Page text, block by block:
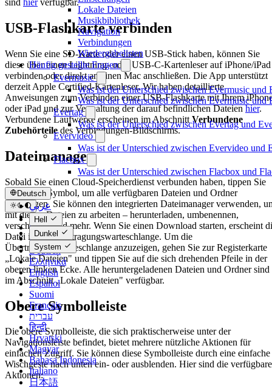
Lokale Dateien
Musikbibliothek
Navigation
Verbindungen
Wiedergabelisten
Häufig gestellte Fragen
Evermusic
Was ist der Unterschied zwischen Evermusic und
Was ist der Unterschied zwischen Evermusic und
Evertag
Was ist der Unterschied zwischen Evertag und
Evervideo
Was ist der Unterschied zwischen Evervideo und
Flacbox
Was ist der Unterschied zwischen Flacbox und
Deutsch
عربي
Català
Čeština
Dansk
Deutsch
Ελληνικά
English
Español
Suomi
Français
עברית
हिन्दी
Hrvatski
Magyar
Bahasa Indonesia
Italiano
日本語
Hell
Dunkel
System
sind hierverfügbar.
USB-Flashkarte verbinden
Wenn Sie eine SD-Karte oder einen USB-Stick haben, können Sie
diese über einen Lightning- oder USB-C-Kartenleser auf iPhone/iPad
verbinden oder direkt an einen Mac anschließen. Die App unterstützt
derzeit Apple Certified-Kartenleser. Wir haben detaillierte
Anweisungen zum Verbinden einer USB-Flashkarte mit Ihrem
oder iPad und zur Verwaltung der darauf befindlichen Dateienhier.
Verbundene Laufwerke erscheinen im Abschnitt Verbundene
Zubehörteiledes Verbindungen-Bildschirms.
Dateimanager
Sobald Sie einen Cloud-Speicherdienst verbunden haben, tippen Sie
auf dessen Symbol, um alle verfügbaren Dateien und Ordner
anzuzeigen. Sie können den integrierten Dateimanager verwenden,
mit diesen Dateien zu arbeiten – herunterladen, umbenennen,
verschieben und mehr. Wenn Sie einen Download starten, erscheint
Datei in der Übertragungswarteschlange. Um die
Übertragungswarteschlange anzuzeigen, gehen Sie zur Registerkarte
„Lokale Dateien" und tippen Sie auf die sich drehenden Pfeile in der
oberen linken Ecke. Alle heruntergeladenen Dateien und Ordner sind
im Abschnitt „Lokale Dateien" verfügbar.
Obere Symbolleiste
Die obere Symbolleiste, die sich praktischerweise unter der
Navigationsleiste befindet, bietet mehrere nützliche Aktionen für
einfachen Zugriff. Sie können diese Symbolleiste durch eine einfache
Wischgeste nach unten ein- oder ausblenden. Hier sind die
Aktionen: